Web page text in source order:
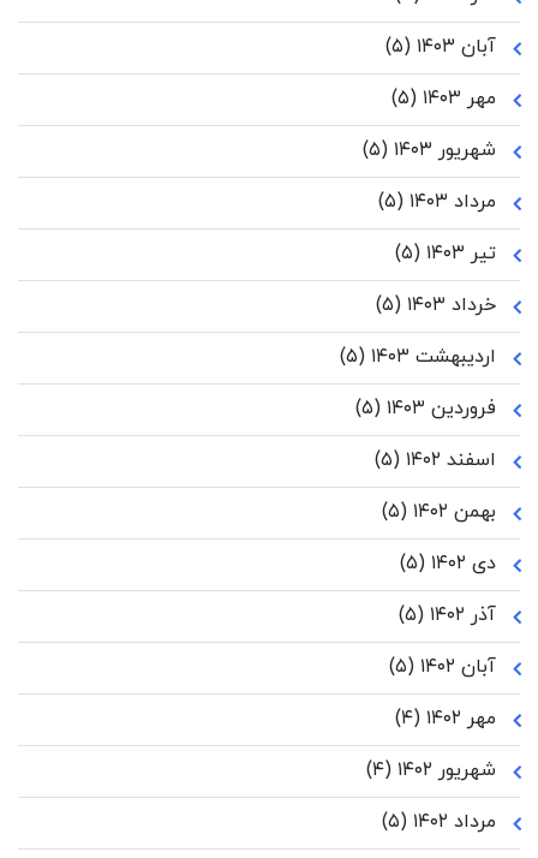
آبان ۱۴۰۳
(۵)
مهر ۱۴۰۳
(۵)
شهریور ۱۴۰۳
(۵)
مرداد ۱۴۰۳
(۵)
تیر ۱۴۰۳
(۵)
خرداد ۱۴۰۳
(۵)
اردیبهشت ۱۴۰۳
(۵)
فروردین ۱۴۰۳
(۵)
اسفند ۱۴۰۲
(۵)
بهمن ۱۴۰۲
(۵)
دی ۱۴۰۲
(۵)
آذر ۱۴۰۲
(۵)
آبان ۱۴۰۲
(۵)
مهر ۱۴۰۲
(۴)
شهریور ۱۴۰۲
(۴)
مرداد ۱۴۰۲
(۵)